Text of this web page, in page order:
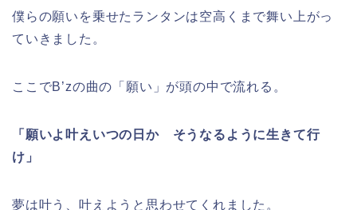
僕らの願いを乗せたランタンは空高くまで舞い上がっ
ていきました。
ここでB’zの曲の「願い」が頭の中で流れる。
「願いよ叶えいつの日か そうなるように生きて行
け」
夢は叶う、叶えようと思わせてくれました。